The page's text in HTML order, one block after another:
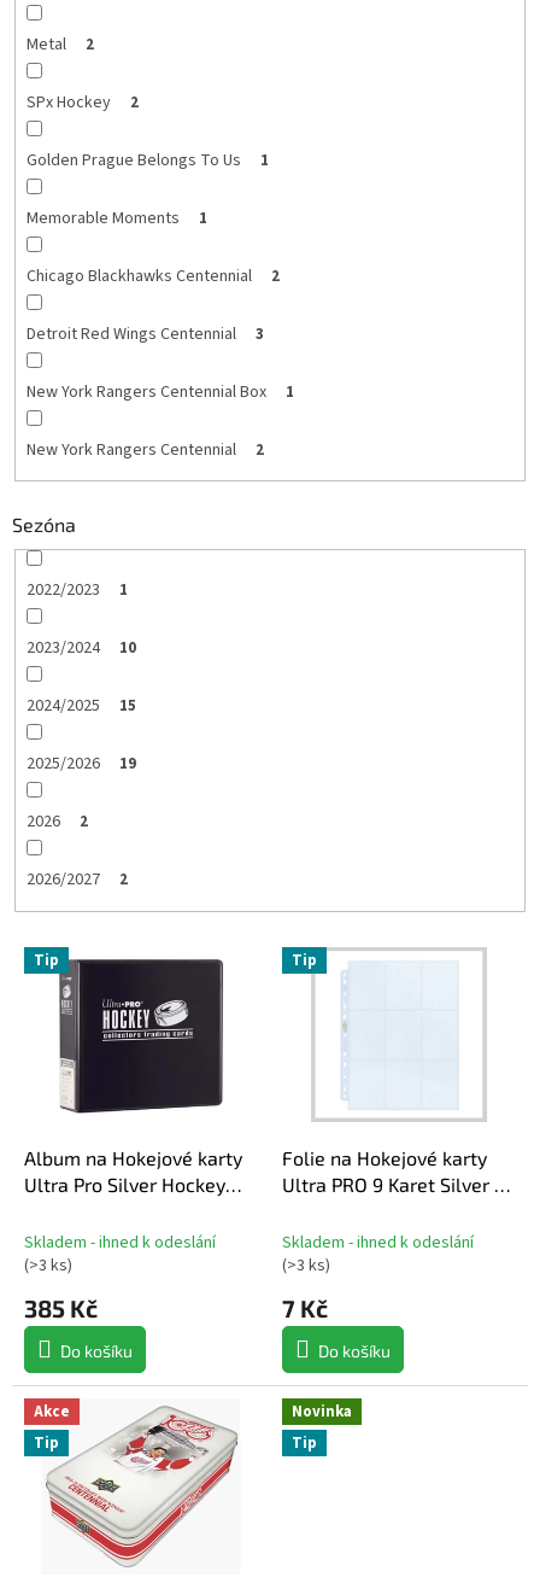
Metal 2
SPx Hockey 2
Golden Prague Belongs To Us 1
Memorable Moments 1
Chicago Blackhawks Centennial 2
Detroit Red Wings Centennial 3
New York Rangers Centennial Box 1
New York Rangers Centennial 2
Sezóna
2022/2023 1
2023/2024 10
2024/2025 15
2025/2026 19
2026 2
2026/2027 2
V Tip
Album na Hokejové karty
Ultra Pro Silver Hockey
Skladem - ihned k odeslání
(>3 ks)
385 Kč
Do košíku
Tip
Folie na Hokejové karty
Ultra PRO 9 Karet Silver (11
Skladem - ihned k odeslání
(>3 ks)
7 Kč
Do košíku
Akce
Tip
Novinka
Tip